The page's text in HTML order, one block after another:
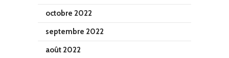
octobre 2022
septembre 2022
août 2022